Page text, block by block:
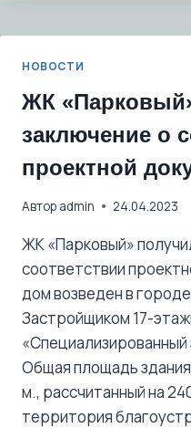
О
НОВОСТИ
ЖК
заключение о
проектной
Автор admin 24.04.2023
ЖК «Парковый»
соответствии
дом возведен в
Застройщиком 17-
Общая площадь здания
м., рассчитанный на
территория